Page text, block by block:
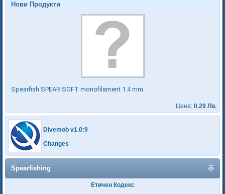
Нови Продукти
Spearfish SPEAR SOFT monofilament 1.4 mm
Цена: 0.29 Лв.
Divemob v1.0:9
Changes
Spearfishing
Етичен Кодекс